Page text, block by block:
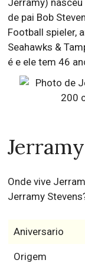
Jerramy) nasceu
de pai Bob
Football spieler,
Seahawks &
é e ele tem 46
Onde vive
Jerramy
Aniversario
Origem